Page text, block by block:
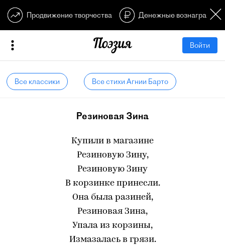
Продвижение творчества Денежные
Войти
Все классики Все стихи Агнии Барто
Резиновая Зина
Купили в магазине
Резиновую Зину,
Резиновую Зину
В корзинке принесли.
Она была разиней,
Резиновая Зина,
Упала из корзины,
Измазалась в грязи.